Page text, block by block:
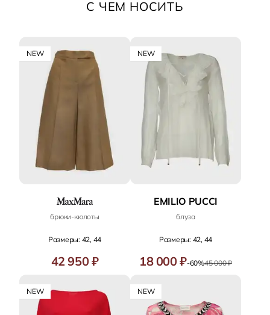
С ЧЕМ НОСИТЬ
NEW
брюки‑кюлоты
Размеры: 42, 44
42 950 ₽
NEW
EMILIO PUCCI
блуза
Размеры: 42, 44
18 000 ₽-60%45 000 ₽
NEW NEW